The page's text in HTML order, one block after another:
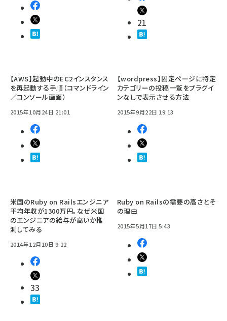
21
【AWS】起動中のEC2インスタンス
を再起動する手順（コマンドライン
／コンソール画面）
2015年10月24日 21:01
【wordpress】固定ページに特定
カテゴリーの投稿一覧をプラグイ
ンなしで表示させる方法
2015年9月22日 19:13
米国のRuby on Railsエンジニア
平均年収が1300万円。なぜ米国
のエンジニアの給与が高いか推
測してみる
2014年12月10日 9:22
33
Ruby on Railsの需要の高さとそ
の理由
2015年5月17日 5:43